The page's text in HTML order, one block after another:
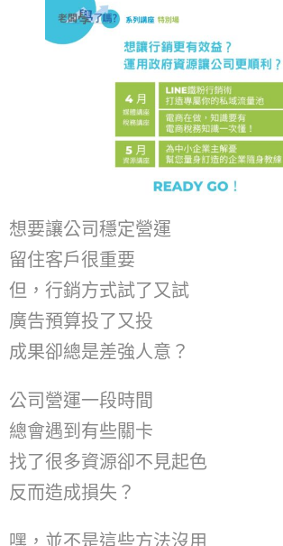
想要讓公司穩定營運
留住客戶很重要
但，行銷方式試了又試
廣告預算投了又投
成果卻總是差強人意？
公司營運一段時間
總會遇到有些關卡
找了很多資源卻不見起色
反而造成損失？
嘿，並不是這些方法沒用